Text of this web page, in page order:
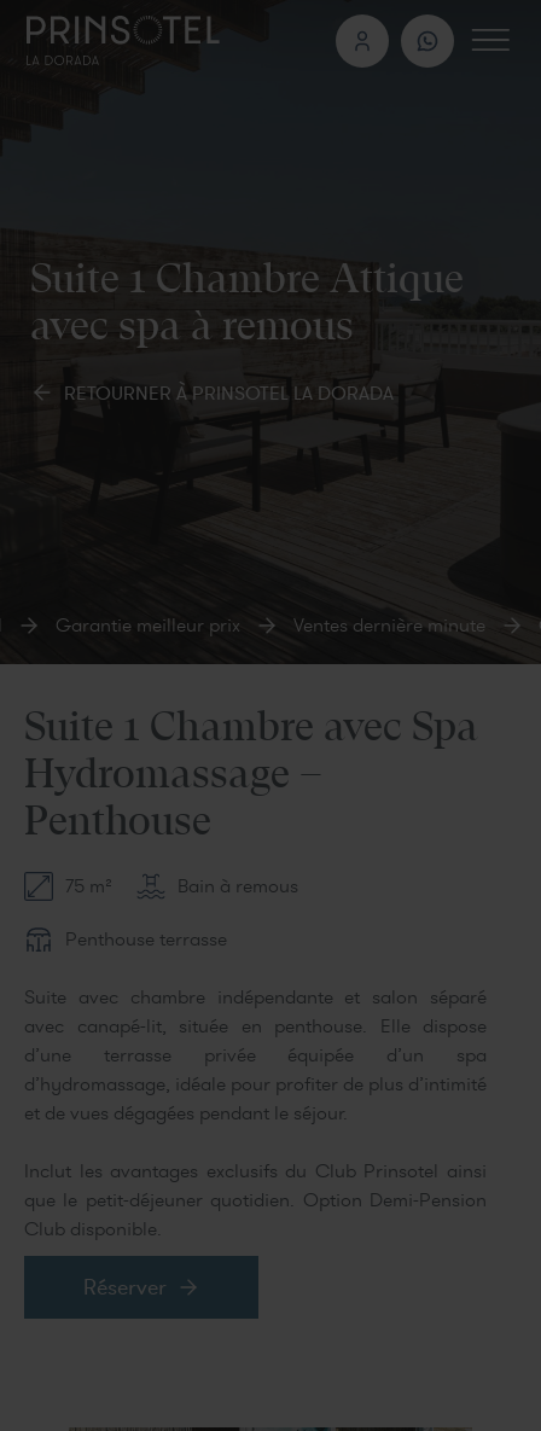
Suite 1 Chambre Attique
avec spa à remous
RETOURNER À PRINSOTEL LA DORADA
Garantie meilleur prix Ventes dernière minute
Suite 1 Chambre avec Spa
Hydromassage –
Penthouse
75 m² Bain à remous
Penthouse terrasse
Suite avec chambre indépendante et salon séparé
avec canapé-lit, située en penthouse. Elle dispose
d’une terrasse privée équipée d’un spa
d’hydromassage, idéale pour profiter de plus d’intimité
et de vues dégagées pendant le séjour.
Inclut les avantages exclusifs du Club Prinsotel ainsi
que le petit-déjeuner quotidien. Option Demi-Pension
Club disponible.
Réserver